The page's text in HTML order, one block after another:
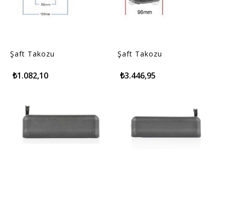
Şaft Takozu
₺1.082,10
Şaft Takozu
₺3.446,95